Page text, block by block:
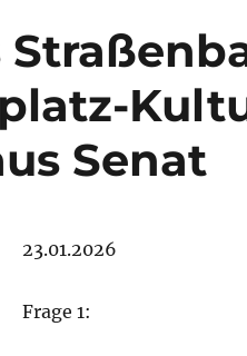
Senat
23.01.2026
Frage 1: